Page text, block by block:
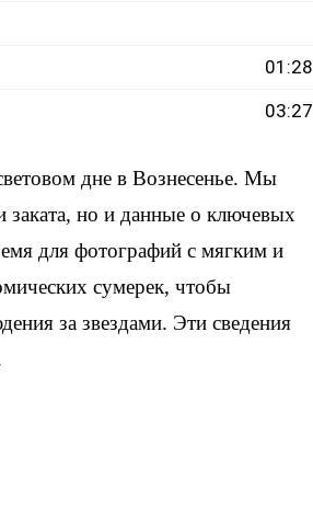
01:28
03:27
дне в Вознесенье. Мы
заката, но и данные о ключевых
для фотографий с мягким и
сумерек, чтобы
за звездами. Эти сведения